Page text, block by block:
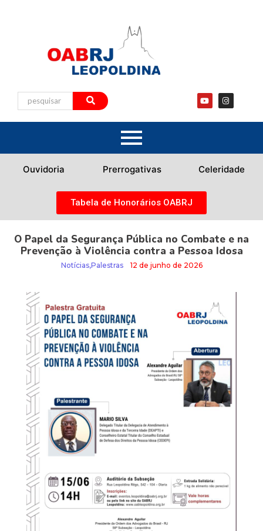
Ouvidoria Prerrogativas Celeridade
Tabela de Honorários OABRJ
O Papel da Segurança Pública no Combate e na
Prevenção à Violência contra a Pessoa Idosa
Notícias,Palestras 12 de junho de 2026